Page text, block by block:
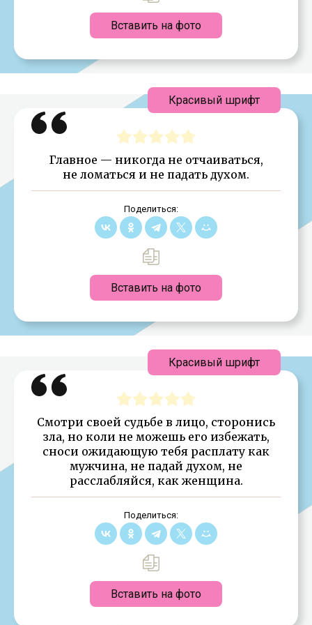
Вставить на фото
Главное — никогда не отчаиваться,
не ломаться и не падать духом.
Поделиться:
Вставить на фото
Красивый шрифт
Смотри своей судьбе в лицо, сторонись
зла, но коли не можешь его избежать,
сноси ожидающую тебя расплату как
мужчина, не падай духом, не
расслабляйся, как женщина.
Поделиться:
Вставить на фото
Красивый шрифт